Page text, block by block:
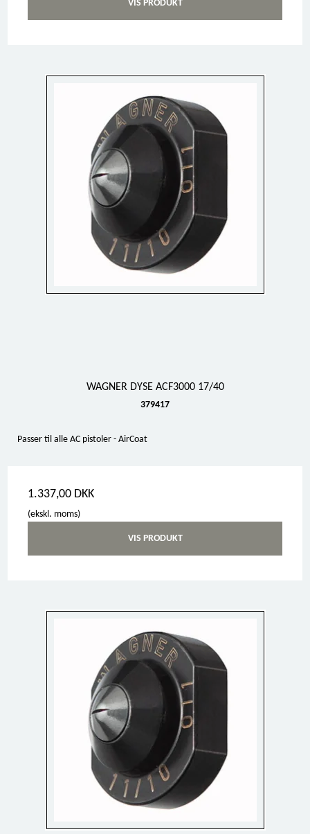
VIS PRODUKT
WAGNER DYSE ACF3000 17/40
379417
Passer til alle AC pistoler - AirCoat
1.337,00 DKK
(ekskl. moms)
VIS PRODUKT